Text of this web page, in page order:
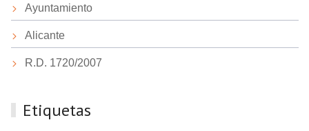
Ayuntamiento
Alicante
R.D. 1720/2007
Etiquetas